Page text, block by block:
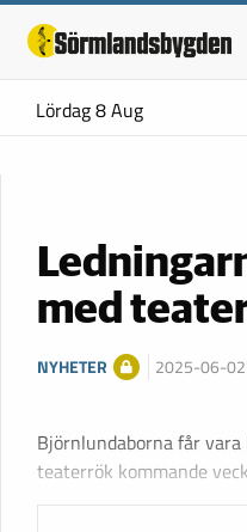
Lördag 8 Aug
med
NYHETER 2025-06-02
Björnlundaborna får
teaterrök kommande